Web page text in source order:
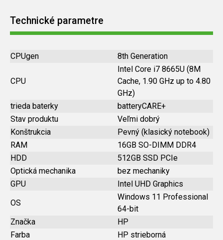
Technické parametre
CPUgen 8th Generation
CPU
Intel Core i7 8665U (8M
Cache, 1.90 GHz up to 4.80
GHz)
trieda baterky
batteryCARE+
Stav produktu
Veľmi dobrý
Konštrukcia
Pevný (klasický notebook)
RAM
16GB SO-DIMM DDR4
HDD
512GB SSD PCIe
Optická mechanika
bez mechaniky
GPU
Intel UHD Graphics
OS
Windows 11 Professional
64-bit
Značka
HP
Farba
HP strieborná